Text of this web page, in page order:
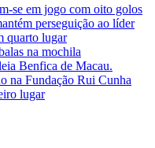
se em jogo com oito golos
perseguição ao líder
quarto lugar
na mochila
Benfica de Macau.
na Fundação Rui Cunha
lugar